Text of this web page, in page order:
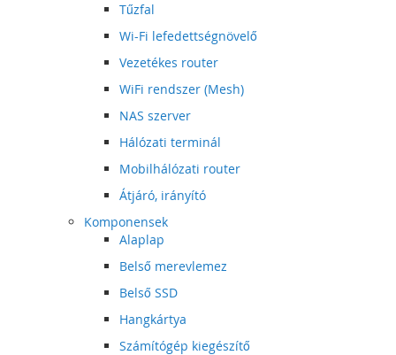
Tűzfal
Wi-Fi lefedettségnövelő
Vezetékes router
WiFi rendszer (Mesh)
NAS szerver
Hálózati terminál
Mobilhálózati router
Átjáró, irányító
Komponensek
Alaplap
Belső merevlemez
Belső SSD
Hangkártya
Számítógép kiegészítő